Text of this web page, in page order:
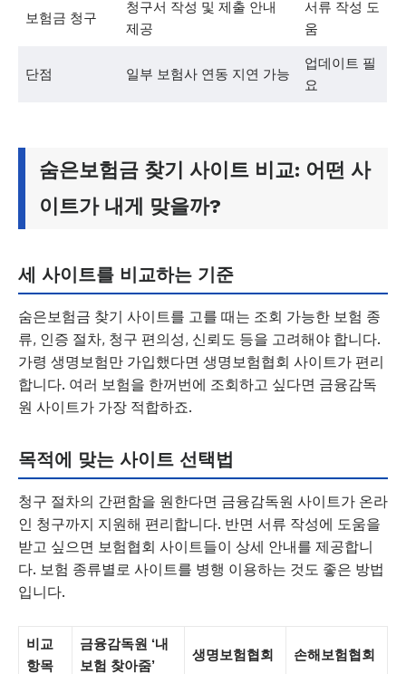
보험금 청구
청구서 작성 및 제출 안내
제공
서류 작성 도
움
단점 일부 보험사 연동 지연 가능
업데이트 필
요
숨은보험금 찾기 사이트 비교: 어떤 사
이트가 내게 맞을까?
세 사이트를 비교하는 기준
숨은보험금 찾기 사이트를 고를 때는 조회 가능한 보험 종
류, 인증 절차, 청구 편의성, 신뢰도 등을 고려해야 합니다.
가령 생명보험만 가입했다면 생명보험협회 사이트가 편리
합니다. 여러 보험을 한꺼번에 조회하고 싶다면 금융감독
원 사이트가 가장 적합하죠.
목적에 맞는 사이트 선택법
청구 절차의 간편함을 원한다면 금융감독원 사이트가 온라
인 청구까지 지원해 편리합니다. 반면 서류 작성에 도움을
받고 싶으면 보험협회 사이트들이 상세 안내를 제공합니
다. 보험 종류별로 사이트를 병행 이용하는 것도 좋은 방법
입니다.
비교
항목
금융감독원 ‘내
보험 찾아줌’
생명보험협회 손해보험협회